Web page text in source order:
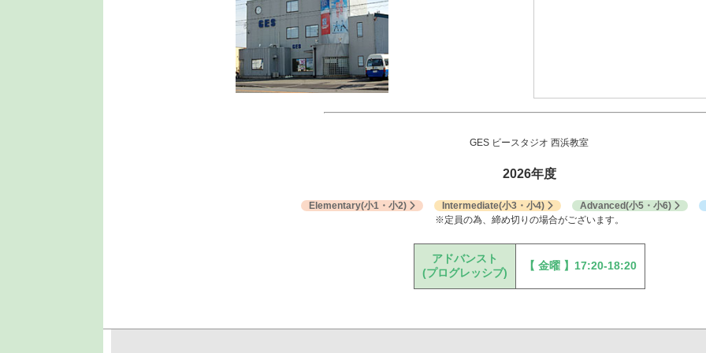
GES ビースタジオ西浜教室
2026年度
Elementary(小1・小2) Intermediate(小3・小4) Advanced(小5・小6)
※定員の為、締め切りの場合がございます。
アドバンスト
(プログレッシブ)
【 金曜 】17:20-18:20